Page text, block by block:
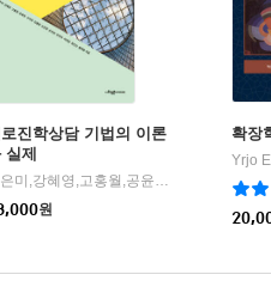
진학상담 기법의 이론
실제
임은미,강혜영,고홍월,공윤정,구자경,김봉환,손은령,손진희,안진아,이제경,정진선,황매향 공저
원
확장